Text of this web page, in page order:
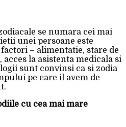
se numara cei mai
unei persoane este
– alimentatie, stare de
acces la asistenta medicala si
sunt convinsi ca si zodia
pe care il avem de
cu cea mai mare